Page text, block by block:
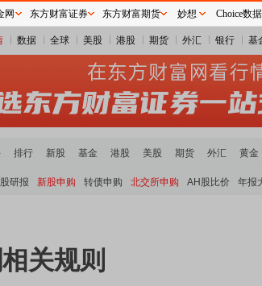
数据 全球 美股 港股 期货 外汇 银行 基
排行 新股 基金 港股 美股 期货 外汇 黄金
研报 新股申购 转债申购 北交所申购 AH股比价 年报
关规则
网 东方财富证券 东方财富期货 妙想 Choice数据